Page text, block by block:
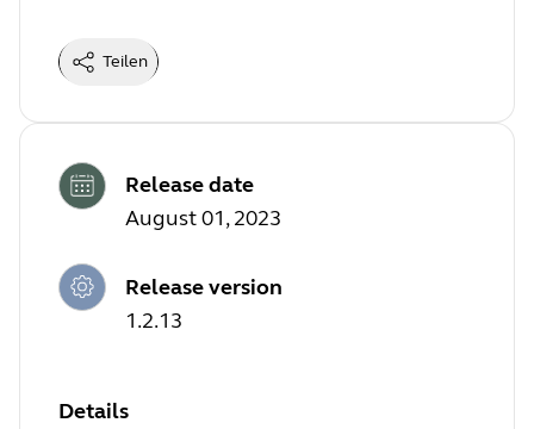
Teilen
Release date
August 01, 2023
Release version
1.2.13
Details